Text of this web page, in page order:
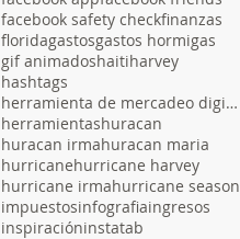
facebook safety checkfinanzas
floridagastosgastos hormigas
gif animadoshaitiharvey
hashtags
herramienta de mercadeo digital
herramientashuracan
huracan irmahuracan maria
hurricanehurricane harvey
hurricane irmahurricane season
impuestosinfografiaingresos
inspiracióninstatab